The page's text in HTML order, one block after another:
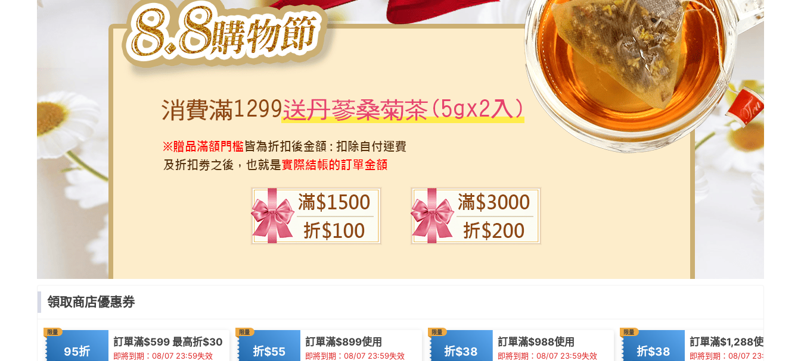
領取商店優惠券
限量
95折
訂單滿$599 最高折$30
即將到期：08/07 23:59失效
限量
折$55
訂單滿$899使用
即將到期：08/07 23:59失效
限量
折$38
訂單滿$988使用
即將到期：08/07 23:59失效
限量
折$38
訂單滿$1,288使用
即將到期：08/07 23:59失效